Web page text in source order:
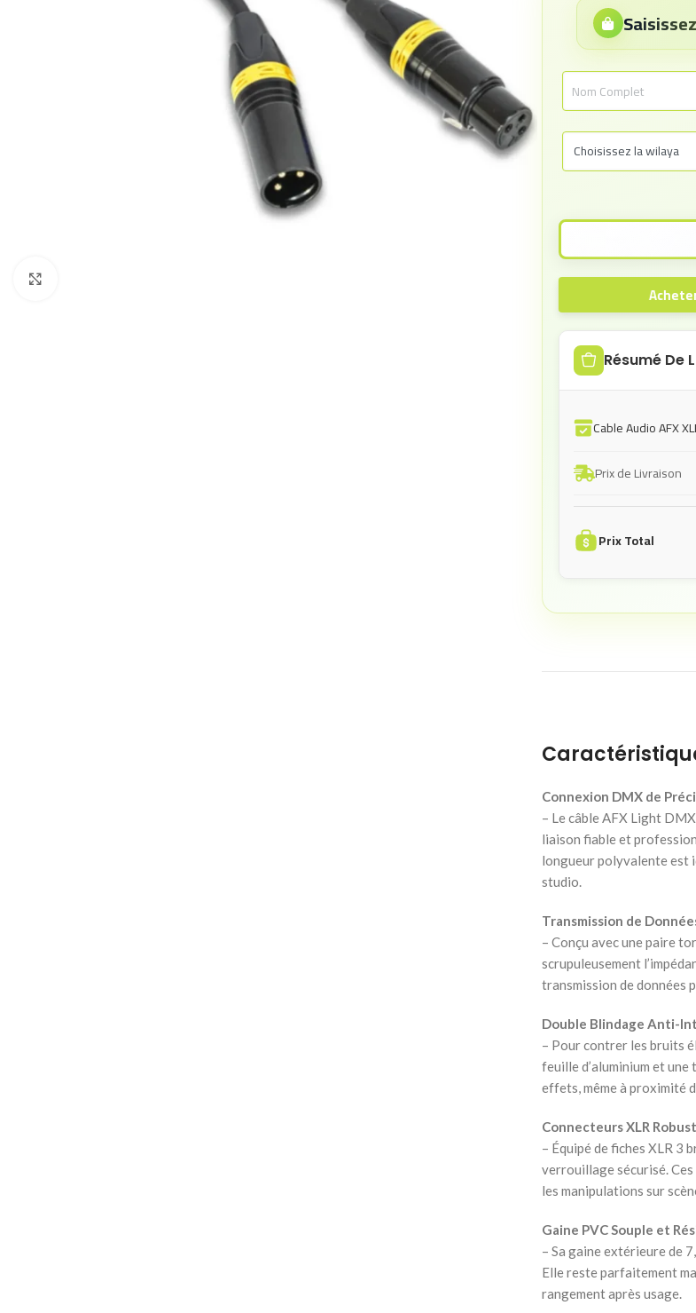
Câbles Video
Résumé De
Cable Audio AFX
Prix de Livraison
Prix Total
Connexion DMX de
– Le câble AFX Light
liaison fiable et
longueur polyvalente est
studio.
Transmission de
– Conçu avec une paire
scrupuleusement
transmission de données
Double Blindage Anti-
– Pour contrer les bruits
feuille d’aluminium et
effets, même à proximité
Connecteurs XLR
– Équipé de fiches XLR 3
verrouillage sécurisé.
les manipulations sur
Gaine PVC Souple et
– Sa gaine extérieure de
Elle reste parfaitement
rangement après usage.